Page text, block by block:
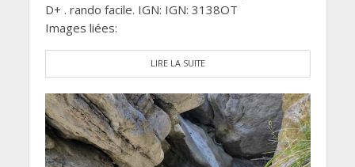
D+ . rando facile. IGN: IGN: 3138OT
Images liées:
LIRE LA SUITE